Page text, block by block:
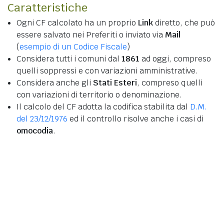
Caratteristiche
Ogni CF calcolato ha un proprio Linkdiretto, che può
essere salvato nei Preferiti o inviato via Mail
(esempio di un Codice Fiscale)
Considera tutti i comuni dal 1861 ad oggi, compreso
quelli soppressi e con variazioni amministrative.
Considera anche gli Stati Esteri, compreso quelli
con variazioni di territorio o denominazione.
Il calcolo del CF adotta la codifica stabilita dal D.M.
del 23/12/1976 ed il controllo risolve anche i casi di
omocodia.